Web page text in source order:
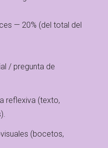
— 20% (del total del
/ pregunta de
reflexiva (texto,
(bocetos,